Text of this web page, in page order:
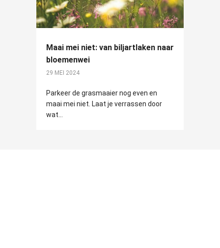
Maai mei niet: van biljartlaken naar
bloemenwei
29 MEI 2024
Parkeer de grasmaaier nog even en
maai mei niet. Laat je verrassen door
wat...